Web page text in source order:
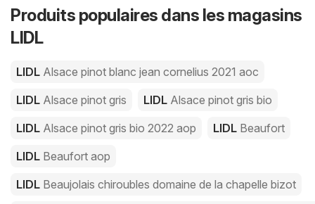
Produits populaires dans les magasins
LIDL
LIDL Alsace pinot blanc jean cornelius 2021 aoc
LIDL Alsace pinot gris LIDL Alsace pinot gris bio
LIDL Alsace pinot gris bio 2022 aop LIDL Beaufort
LIDL Beaufort aop
LIDL Beaujolais chiroubles domaine de la chapelle bizot